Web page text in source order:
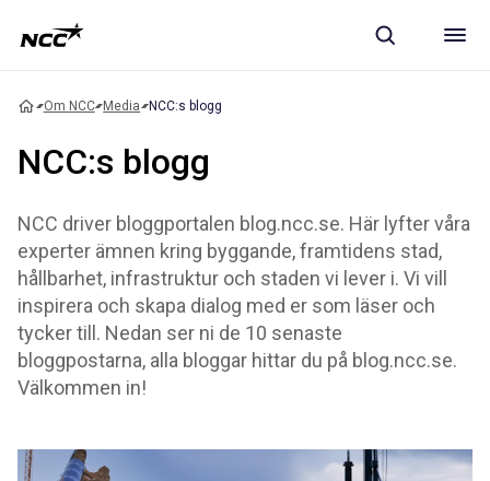
Om NCC Media NCC:s blogg
NCC:s blogg
NCC driver bloggportalen blog.ncc.se. Här lyfter våra
experter ämnen kring byggande, framtidens stad,
hållbarhet, infrastruktur och staden vi lever i. Vi vill
inspirera och skapa dialog med er som läser och
tycker till. Nedan ser ni de 10 senaste
bloggpostarna, alla bloggar hittar du på blog.ncc.se.
Välkommen in!